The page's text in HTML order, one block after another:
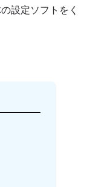
設定ソフトをく